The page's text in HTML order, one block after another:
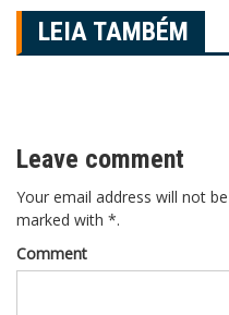
Post
LEIA TAMBÉM
Leave comment
Your email address will not
marked with *.
Comment